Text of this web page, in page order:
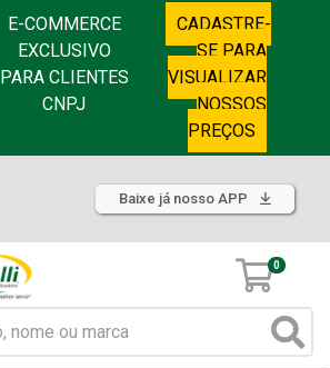
E-COMMERCE
EXCLUSIVO
PARA CLIENTES
CNPJ
CADASTRE-
SE PARA
VISUALIZAR
NOSSOS
PREÇOS
Baixe já nosso APP
0